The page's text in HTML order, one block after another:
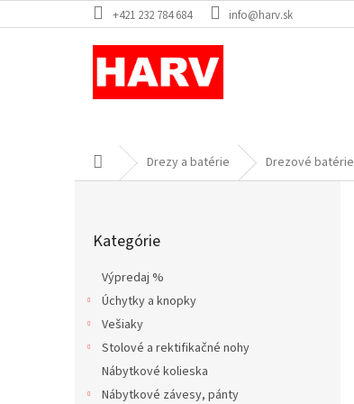
na
+421 232 784 684 info@harv.sk
DomovDrezy a batérie Drezové batérie
kategórie
Kategórie
Výpredaj %
Úchytky a knopky
Vešiaky
Stolové a rektifikačné nohy
Nábytkové kolieska
Nábytkové závesy, pánty